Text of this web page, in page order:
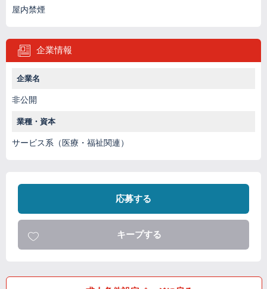
屋内禁煙
企業情報
企業名
非公開
業種・資本
サービス系（医療・福祉関連）
応募する
キープする